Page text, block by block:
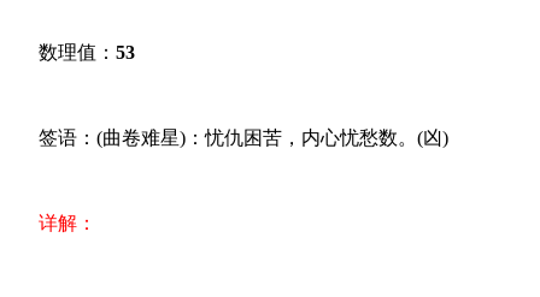
数理值： 53
签语：(曲卷难星)：忧仇困苦，内心忧愁数。(凶)
详解：